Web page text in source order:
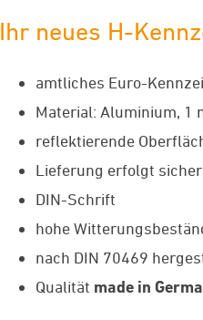
Ihr neues H-
amtliches Euro-
Material: Aluminium, 1
reflektierende
Lieferung erfolgt
DIN-Schrift
hohe
nach DIN 70469
Qualität made in